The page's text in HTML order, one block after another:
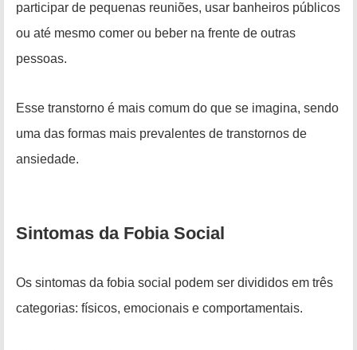
participar de pequenas reuniões, usar banheiros públicos
ou até mesmo comer ou beber na frente de outras
pessoas.
Esse transtorno é mais comum do que se imagina, sendo
uma das formas mais prevalentes de transtornos de
ansiedade.
Sintomas da Fobia Social
Os sintomas da fobia social podem ser divididos em três
categorias: físicos, emocionais e comportamentais.